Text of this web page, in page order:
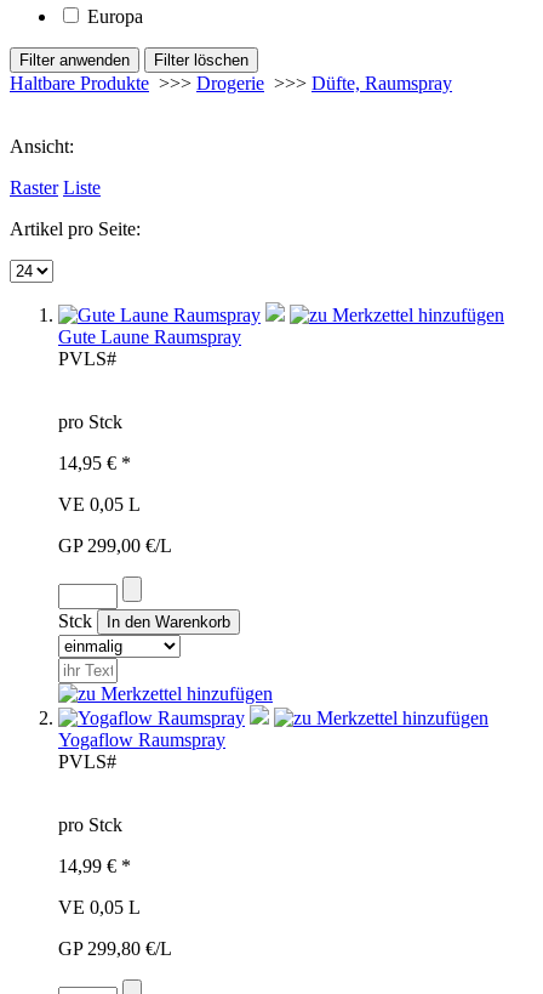
Europa
Haltbare Produkte >>> Drogerie >>> Düfte, Raumspray
Ansicht:
Raster Liste
Artikel pro Seite:
Gute Laune Raumspray
PVLS#
pro Stck
14,95 € *
VE 0,05 L
GP 299,00 €/L
Stck
Yogaflow Raumspray
PVLS#
pro Stck
14,99 € *
VE 0,05 L
GP 299,80 €/L